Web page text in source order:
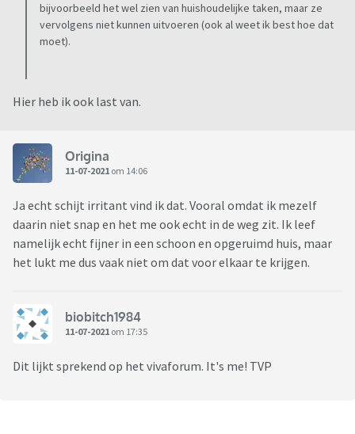
bijvoorbeeld het wel zien van huishoudelijke taken, maar ze
vervolgens niet kunnen uitvoeren (ook al weet ik best hoe dat
moet).
Hier heb ik ook last van.
Origina
11-07-2021 om 14:06
Ja echt schijt irritant vind ik dat. Vooral omdat ik mezelf
daarin niet snap en het me ook echt in de weg zit. Ik leef
namelijk echt fijner in een schoon en opgeruimd huis, maar
het lukt me dus vaak niet om dat voor elkaar te krijgen.
biobitch1984
11-07-2021 om 17:35
Dit lijkt sprekend op het vivaforum. It's me! TVP